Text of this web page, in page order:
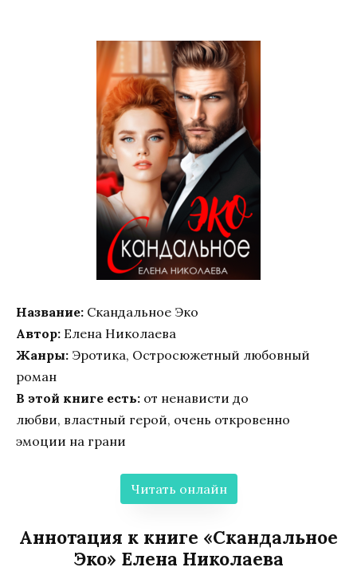
Название: Скандальное Эко
Автор: Елена Николаева
Жанры: Эротика, Остросюжетный любовный
роман
В этой книге есть: от ненависти до
любви, властный герой, очень откровенно
эмоции на грани
Читать онлайн
Аннотация к книге «Скандальное
Эко» Елена Николаева